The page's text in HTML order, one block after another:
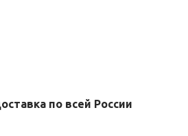
по всей России